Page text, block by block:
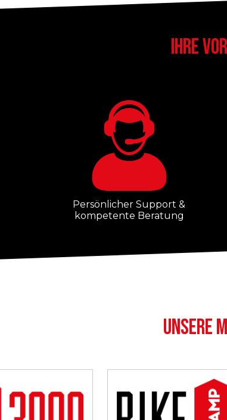
IHRE
Persönlicher Support &
kompetente Beratung
UNSERE